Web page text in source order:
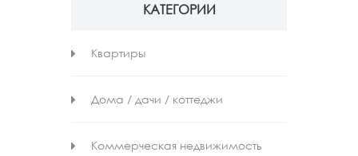
КАТЕГОРИИ
Квартиры
Дома / дачи / коттеджи
Коммерческая недвижимость